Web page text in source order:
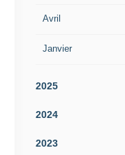
Avril
Janvier
2025
2024
2023